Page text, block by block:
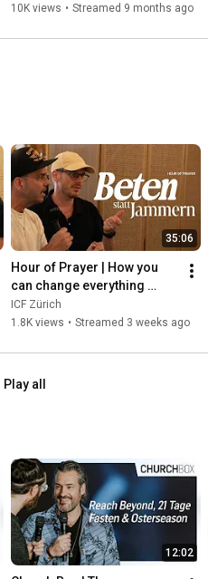
10K views • Streamed 9 months ago
35:06
Hour of Prayer | How you
can change everything
through prayer | ICF Zurich
ICF Zürich
1.8K views • Streamed 3 weeks ago
Play all
12:02